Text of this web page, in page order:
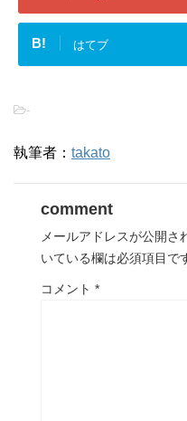
B! はてブ
-
執筆者： takato
comment
メールアドレスが公開さ
いている欄は必須項目で
コメント *